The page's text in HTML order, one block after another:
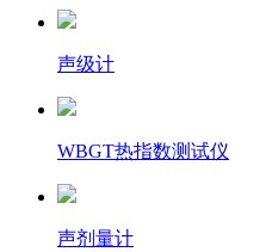
声级计
WBGT热指数测试仪
声剂量计